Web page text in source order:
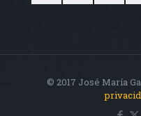
© 2017 José María